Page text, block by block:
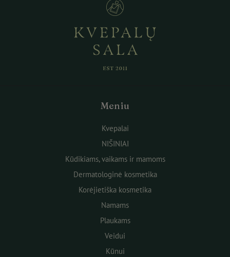
Meniu
Kvepalai
NIŠINIAI
Kūdikiams, vaikams ir mamoms
Dermatologinė kosmetika
Korėjietiška kosmetika
Namams
Plaukams
Veidui
Kūnui